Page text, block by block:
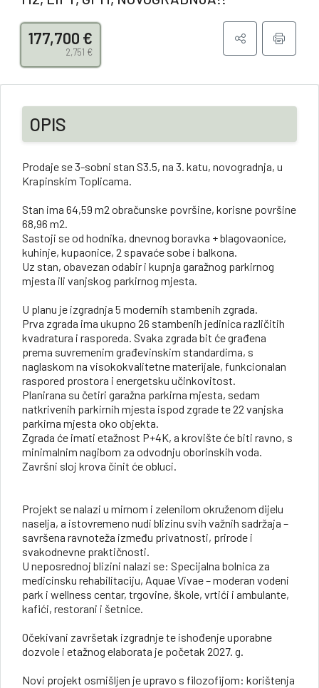
177,700 €
2,751 €
OPIS
Prodaje se 3-sobni stan S3.5, na 3. katu, novogradnja, u
Krapinskim Toplicama.
Stan ima 64,59 m2 obračunske površine, korisne površine
68,96 m2.
Sastoji se od hodnika, dnevnog boravka + blagovaonice,
kuhinje, kupaonice, 2 spavaće sobe i balkona.
Uz stan, obavezan odabir i kupnja garažnog parkirnog
mjesta ili vanjskog parkirnog mjesta.
U planu je izgradnja 5 modernih stambenih zgrada.
Prva zgrada ima ukupno 26 stambenih jedinica različitih
kvadratura i rasporeda. Svaka zgrada bit će građena
prema suvremenim građevinskim standardima, s
naglaskom na visokokvalitetne materijale, funkcionalan
raspored prostora i energetsku učinkovitost.
Planirana su četiri garažna parkirna mjesta, sedam
natkrivenih parkirnih mjesta ispod zgrade te 22 vanjska
parkirna mjesta oko objekta.
Zgrada će imati etažnost P+4K, a krovište će biti ravno, s
minimalnim nagibom za odvodnju oborinskih voda.
Završni sloj krova činit će obluci.
Projekt se nalazi u mirnom i zelenilom okruženom dijelu
naselja, a istovremeno nudi blizinu svih važnih sadržaja –
savršena ravnoteža između privatnosti, prirode i
svakodnevne praktičnosti.
U neposrednoj blizini nalazi se: Specijalna bolnica za
medicinsku rehabilitaciju, Aquae Vivae – moderan vodeni
park i wellness centar, trgovine, škole, vrtići i ambulante,
kafići, restorani i šetnice.
Očekivani završetak izgradnje te ishođenje uporabne
dozvole i etažnog elaborata je početak 2027. g.
Novi projekt osmišljen je upravo s filozofijom: korištenja